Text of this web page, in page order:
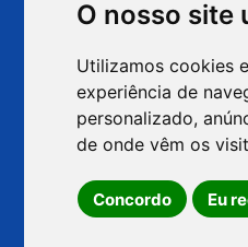
O nosso site
Utilizamos cookies
experiência de
personalizado,
de onde vêm os
Concordo Eu
R. Joaquim
Telefone:
GABINETE
R. Joaquim
CEP: 06310-